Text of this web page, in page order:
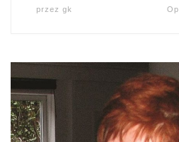
przez gk